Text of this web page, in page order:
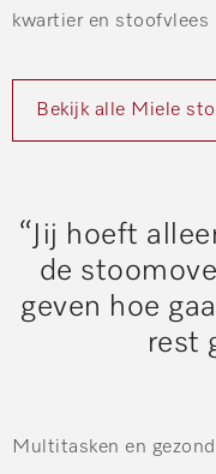
kwartier en stoofvlees
Bekijk alle Miele
“Jij hoeft
de
geven hoe
rest
Multitasken en